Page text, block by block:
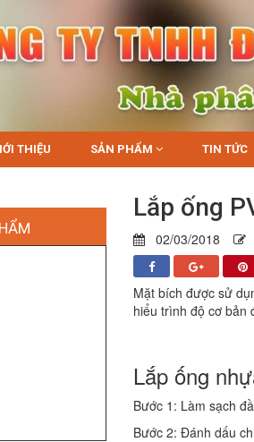
THIỆU SẢN PHẨM TIN TỨC
Lắp ống
02/03/2018
Mặt bích được sử
hiểu trình độ cơ bản
Lắp ống
Bước 1: Làm sạch
Bước 2: Đánh dấu